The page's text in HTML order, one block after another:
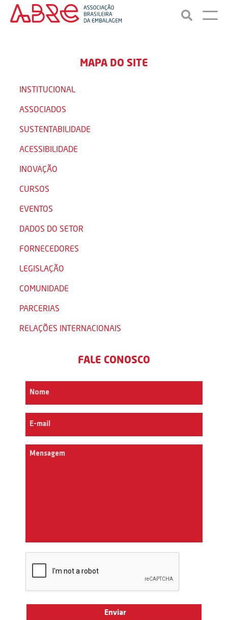
MAPA DO SITE
INSTITUCIONAL
ASSOCIADOS
SUSTENTABILIDADE
ACESSIBILIDADE
INOVAÇÃO
CURSOS
EVENTOS
DADOS DO SETOR
FORNECEDORES
LEGISLAÇÃO
COMUNIDADE
PARCERIAS
RELAÇÕES INTERNACIONAIS
FALE CONOSCO